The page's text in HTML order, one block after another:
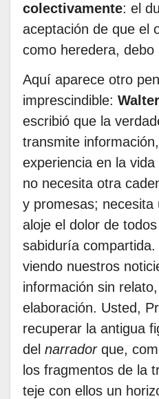
colectivamente: el
aceptación de que el
como heredera,
Aquí aparece otro
imprescindible:
escribió que la
transmite
experiencia en la
no necesita otra
y promesas; necesita
aloje el dolor de
sabiduría
viendo nuestros
información sin
elaboración. Usted,
recuperar la antigua
del narradorque,
los fragmentos de la
teje con ellos un